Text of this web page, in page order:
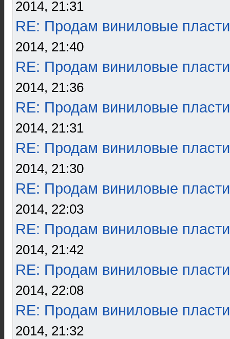
2014, 21:31
RE: Продам виниловые
2014, 21:40
RE: Продам виниловые
2014, 21:36
RE: Продам виниловые
2014, 21:31
RE: Продам виниловые
2014, 21:30
RE: Продам виниловые
2014, 22:03
RE: Продам виниловые
2014, 21:42
RE: Продам виниловые
2014, 22:08
RE: Продам виниловые
2014, 21:32